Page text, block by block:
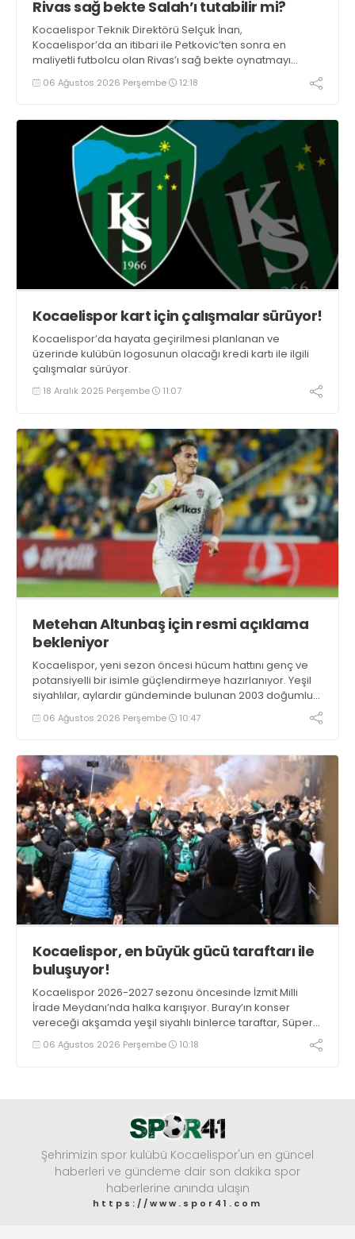
Rivas sağ bekte Salah’ı tutabilir mi?
Kocaelispor Teknik Direktörü Selçuk İnan,
Kocaelispor’da an itibari ile Petkovic’ten sonra en
maliyetli futbolcu olan Rivas’ı sağ bekte oynatmayı
düşünüyor.
06 Ağustos 2026 Perşembe 12:18
Kocaelispor kart için çalışmalar sürüyor!
Kocaelispor’da hayata geçirilmesi planlanan ve
üzerinde kulübün logosunun olacağı kredi kartı ile ilgili
çalışmalar sürüyor.
18 Aralık 2025 Perşembe 11:07
Metehan Altunbaş için resmi açıklama
bekleniyor
Kocaelispor, yeni sezon öncesi hücum hattını genç ve
potansiyelli bir isimle güçlendirmeye hazırlanıyor. Yeşil
siyahlılar, aylardır gündeminde bulunan 2003 doğumlu
santrfor Metehan Altunbaş transferinde sona hayli
yaklaştı.
06 Ağustos 2026 Perşembe 10:47
Kocaelispor, en büyük gücü taraftarı ile
buluşuyor!
Kocaelispor 2026-2027 sezonu öncesinde İzmit Milli
İrade Meydanı’nda halka karışıyor. Buray’ın konser
vereceği akşamda yeşil siyahlı binlerce taraftar, Süper
Lig’deki temsilcimiz buluşuyor.
06 Ağustos 2026 Perşembe 10:18
Şehrimizin spor kulübü Kocaelispor'un en güncel
haberleri ve gündeme dair son dakika spor
haberlerine anında ulaşın
https://www.spor41.com